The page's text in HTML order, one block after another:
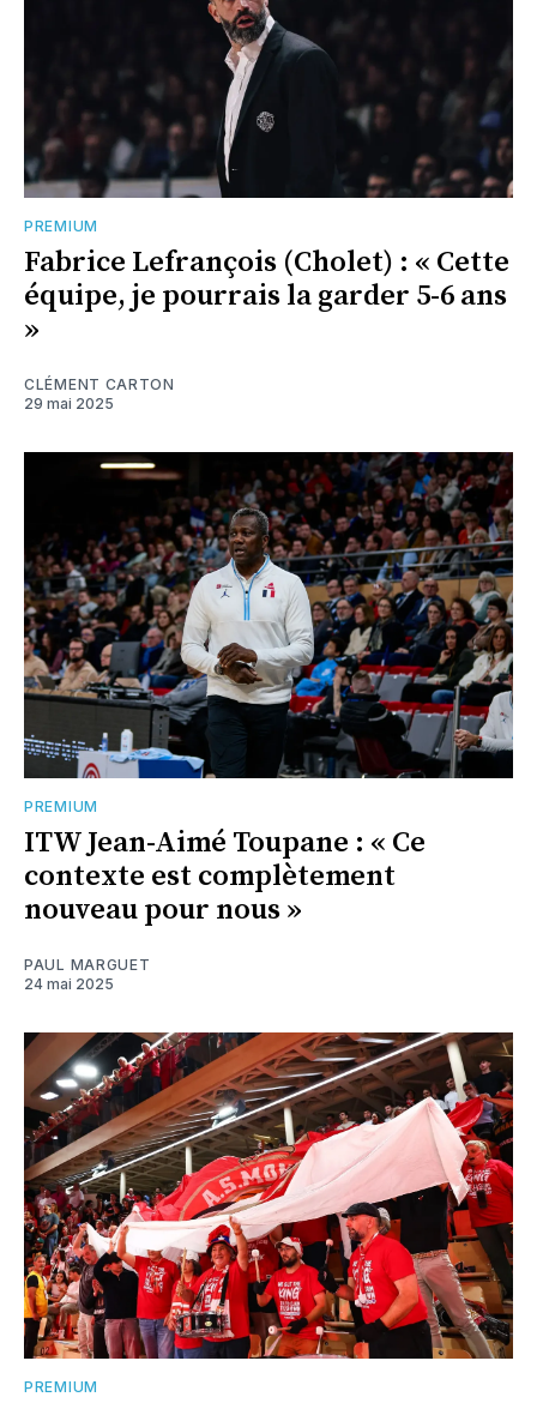
PREMIUM
Fabrice Lefrançois (Cholet) : « Cette
équipe, je pourrais la garder 5-6 ans
»
CLÉMENT CARTON
29 mai 2025
PREMIUM
ITW Jean-Aimé Toupane : « Ce
contexte est complètement
nouveau pour nous »
PAUL MARGUET
24 mai 2025
PREMIUM